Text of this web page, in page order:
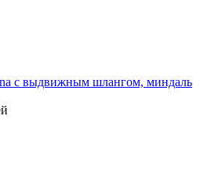
с выдвижным шлангом, миндаль